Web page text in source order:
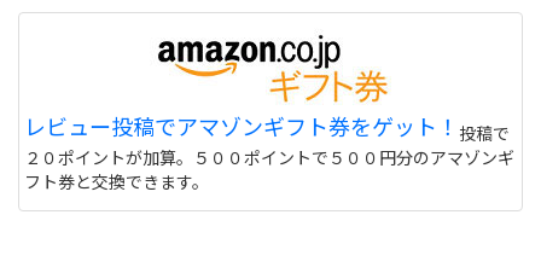
レビュー投稿でアマゾンギフト券をゲット！ 投稿で
２０ポイントが加算。５００ポイントで５００円分のアマゾンギ
フト券と交換できます。